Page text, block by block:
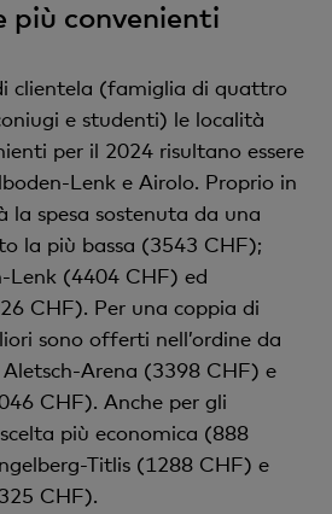
più convenienti
clientela (famiglia di quattro
e studenti) le località
per il 2024 risultano essere
Lenk e Airolo. Proprio in
la spesa sostenuta da una
la più bassa (3543 CHF);
Lenk (4404 CHF) ed
CHF). Per una coppia di
sono offerti nell’ordine da
Arena (3398 CHF) e
CHF). Anche per gli
più economica (888
Titlis (1288 CHF) e
CHF).